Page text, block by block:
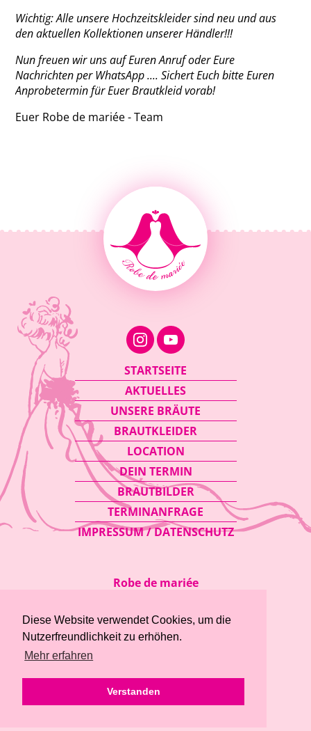
Diese Website verwendet Cookies, um die
Nutzerfreundlichkeit zu erhöhen.
Mehr erfahren
Verstanden
Wichtig: Alle unsere Hochzeitskleider sind neu und aus
den aktuellen Kollektionen unserer Händler!!!
Nun freuen wir uns auf Euren Anruf oder Eure
Nachrichten per WhatsApp .... Sichert Euch bitte Euren
Anprobetermin für Euer Brautkleid vorab!
Euer Robe de mariée - Team
Navigation
überspringen
STARTSEITE
AKTUELLES
UNSERE BRÄUTE
BRAUTKLEIDER
LOCATION
DEIN TERMIN
BRAUTBILDER
TERMINANFRAGE
IMPRESSUM / DATENSCHUTZ
Robe de mariée
Telefon:03763 / 415 97 89
E-Mail: